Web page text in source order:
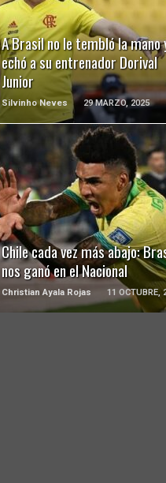
A Brasil no le tembló la mano
echó a su entrenador Dorival
Junior
Silvinho Neves 29 MARZO, 2025
LEER MÁS
Chile cada vez más abajo:
nos ganó en el Nacional
Christian Ayala Rojas 11 OCTUBRE,
LEER MÁS